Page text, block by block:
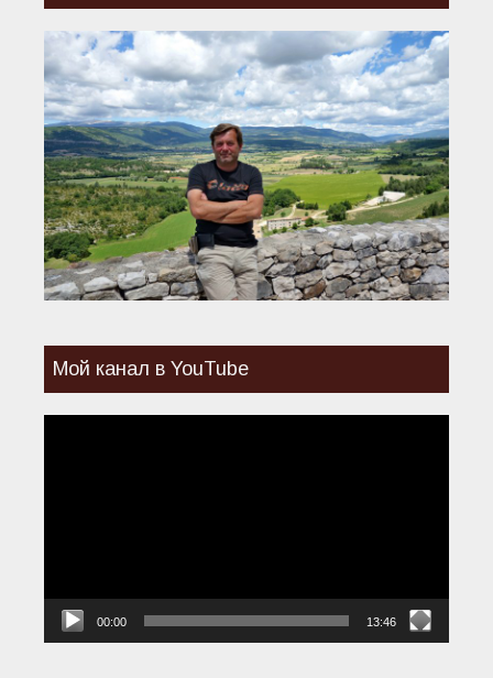
Мой канал в YouTube
00:00 13:46